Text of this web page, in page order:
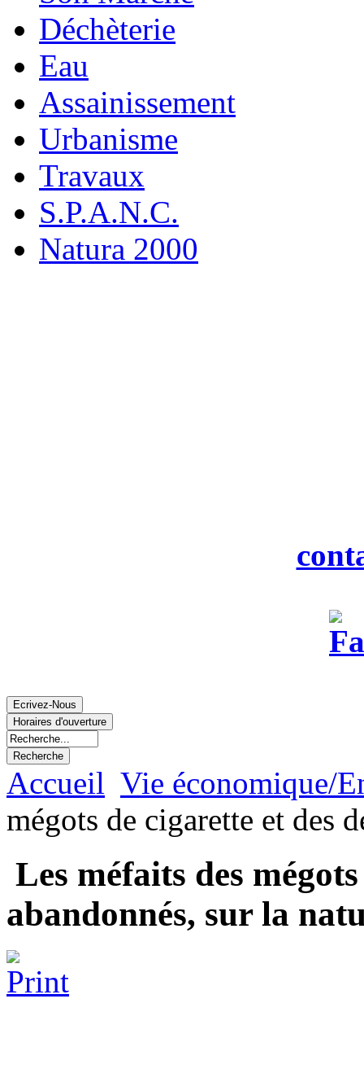
Déchèterie
Eau
Assainissement
Urbanisme
Travaux
S.P.A.N.C.
Natura 2000
Accueil Vie économique/
mégots de cigarette et des
Les méfaits des
abandonnés, sur la